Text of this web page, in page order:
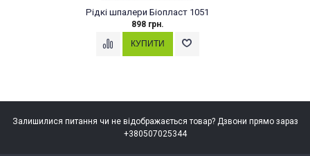
Рідкі шпалери Біопласт 1051
898 грн.
Залишилися питання чи не відображається товар? Дзвони прямо зараз
+380507025344